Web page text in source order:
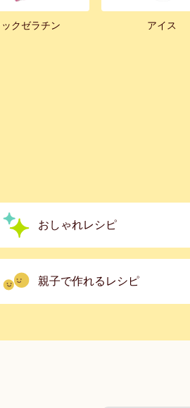
ックゼラチン アイス
おしゃれレシピ
親子で作れるレシピ